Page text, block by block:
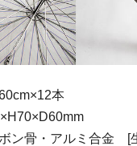
本
ン骨・アルミ合金 [